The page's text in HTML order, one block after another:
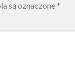
są oznaczone *